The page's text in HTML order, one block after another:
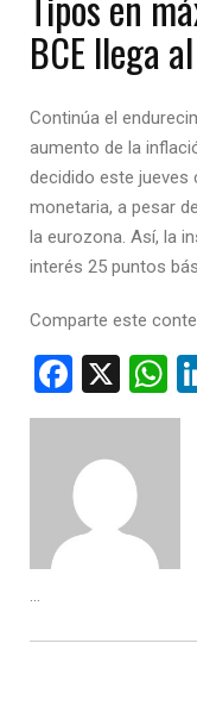
BCE llega
Continúa el
aumento de la
decidido este jueves
monetaria, a pesar
la eurozona. Así, la
interés 25 puntos
Comparte este
X
...